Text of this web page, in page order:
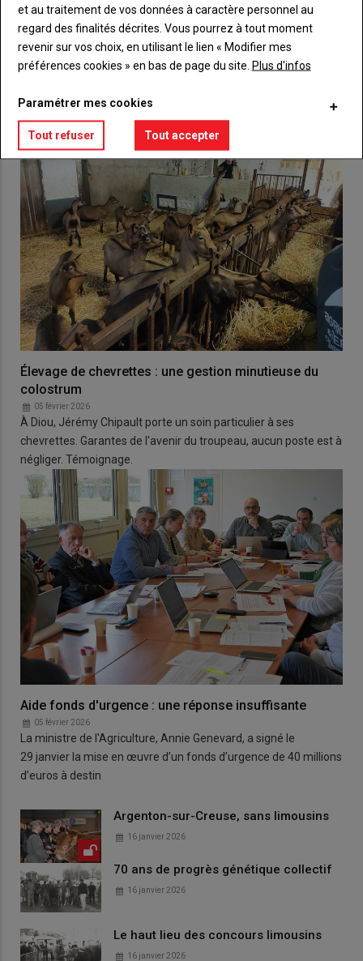
Créez un compte
VOUS AIMEREZ AUSSI
Élevage de chevrettes : une gestion minutieuse du
colostrum
05 février 2026
À Diou, Jérémy Chipault porte un soin particulier à ses
chevrettes. Garantes de l'avenir du troupeau, aucun poste est à
négliger. Témoignage.
Aide fonds d'urgence : une réponse insuffisante
05 février 2026
La ministre de l'Agriculture, Annie Genevard, a signé le
29 janvier la mise en œuvre d’un fonds d’urgence de 40 millions
d’euros à destin
Argenton-sur-Creuse, sans limousins
16 janvier 2026
70 ans de progrès génétique collectif
16 janvier 2026
Le haut lieu des concours limousins
16 janvier 2026
et au traitement de vos données à caractère personnel au
regard des finalités décrites. Vous pourrez à tout moment
revenir sur vos choix, en utilisant le lien « Modifier mes
préférences cookies » en bas de page du site. Plus d'infos
Paramétrer mes cookies
Tout refuser Tout accepter